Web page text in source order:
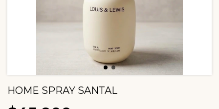
HOME SPRAY SANTAL